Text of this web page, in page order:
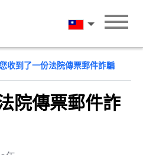
漢語
收到了一份法院傳票郵件詐騙
院傳票郵件詐